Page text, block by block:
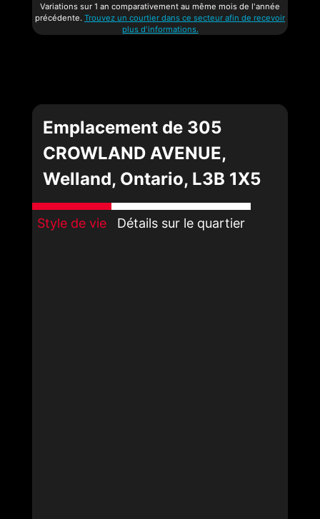
Variations sur 1 an comparativement au même mois de l'année
précédente. Trouvez un courtier dans ce secteur afin de recevoir
plus d'informations.
Emplacement de 305
CROWLAND AVENUE,
Welland, Ontario, L3B 1X5
Style de vie Détails sur le quartier